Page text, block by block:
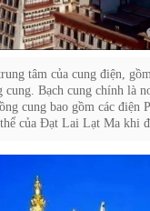
tâm của cung điện,
cung. Bạch cung chính là
cung bao gồm các điện
của Đạt Lai Lạt Ma khi